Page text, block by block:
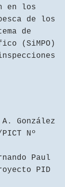
en los
de los
de
(SiMPO)
González
Nº
Paul
PID